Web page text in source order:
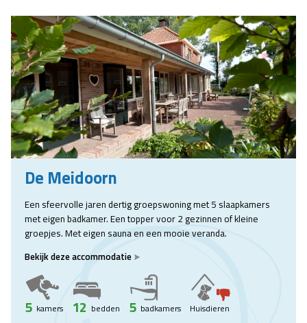
De Meidoorn
Een sfeervolle jaren dertig groepswoning met 5 slaapkamers
met eigen badkamer. Een topper voor 2 gezinnen of kleine
groepjes. Met eigen sauna en een mooie veranda.
Bekijk deze accommodatie
5 kamers 12 bedden 5 badkamers Huisdieren